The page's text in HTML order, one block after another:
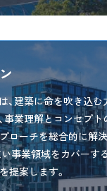
、建築に命を吹き込
事業理解とコンセプト
ローチを総合的に解
事業領域をカバーす
提案します。